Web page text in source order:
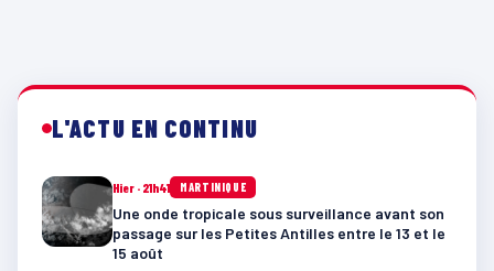
L'ACTU EN CONTINU
Hier · 21h41 MARTINIQUE
Une onde tropicale sous surveillance avant son
passage sur les Petites Antilles entre le 13 et le
15 août